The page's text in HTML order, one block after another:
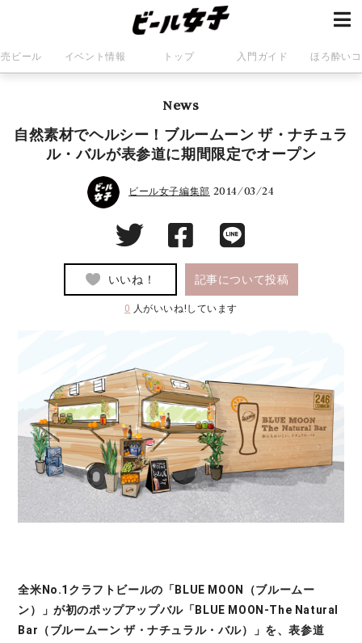
ビール イベント情報 トップ 入門ガイド ほろ酔い
News
自然素材でヘルシー！ブルームーン ザ・ナチュラ
ル・バルが表参道に期間限定でオープン
ビール女子編集部 2014/03/24
いいね！ 記事について投稿
0 人がいいね!しています
全米No.1クラフトビールの「BLUE MOON（ブルームー
ン）」が初のポップアップバル「BLUE MOON-The Natural
Bar（ブルームーン ザ・ナチュラル・バル）」を、表参道